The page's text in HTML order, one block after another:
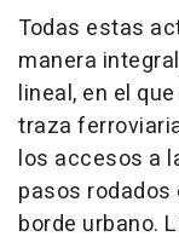
Todas estas
manera
lineal, en el
traza
los accesos a
pasos
borde urbano.